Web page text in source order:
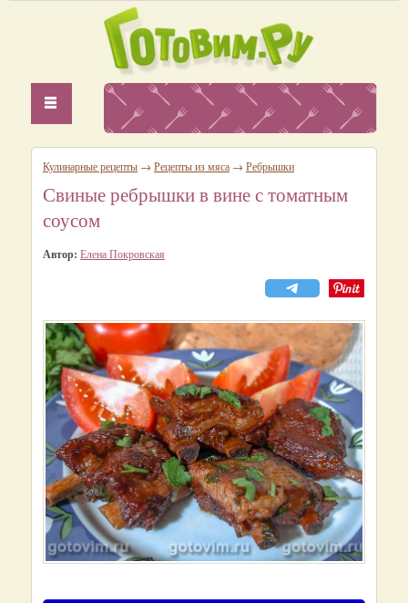
Кулинарные рецепты → Рецепты из мяса → Ребрышки
Свиные ребрышки в вине с томатным
соусом
Автор: Елена Покровская